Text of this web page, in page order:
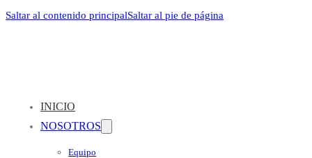
Saltar al contenido principalSaltar al pie de página
INICIO
NOSOTROS
Equipo